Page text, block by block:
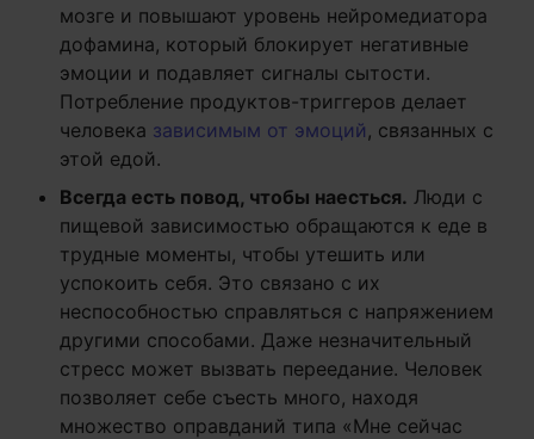
мозге и повышают уровень нейромедиатора
дофамина, который блокирует негативные
эмоции и подавляет сигналы сытости.
Потребление продуктов-триггеров делает
человека зависимым от эмоций , связанных с
этой едой.
Всегда есть повод, чтобы наесться. Люди с
пищевой зависимостью обращаются к еде в
трудные моменты, чтобы утешить или
успокоить себя. Это связано с их
неспособностью справляться с напряжением
другими способами. Даже незначительный
стресс может вызвать переедание. Человек
позволяет себе съесть много, находя
множество оправданий типа «Мне сейчас